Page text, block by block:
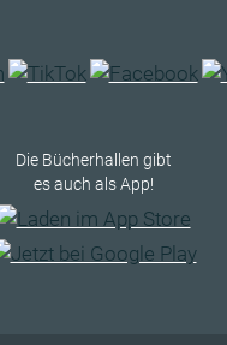
Die Bücherhallen gibt
es auch als App!